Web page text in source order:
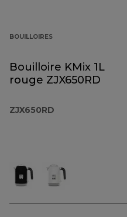
BOUILLOIRES
Bouilloire KMix 1L
rouge ZJX650RD
ZJX650RD